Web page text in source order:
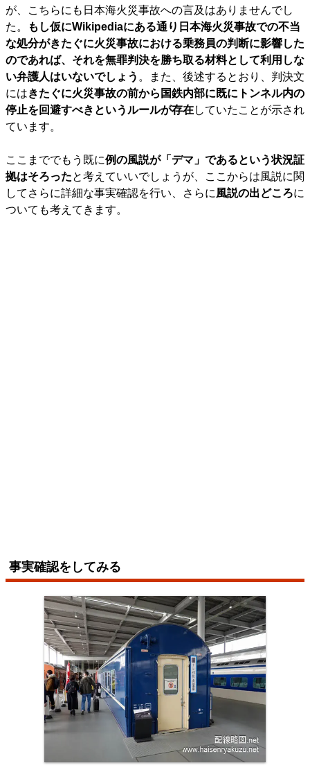
が、こちらにも日本海火災事故への言及はありませんでし
た。
もし仮にWikipediaにある通り日本海火災事故での不当
な処分がきたぐに火災事故における乗務員の判断に影響した
のであれば、それを無罪判決を勝ち取る材料として利用しな
い弁護人はいないでしょう 。また、後述するとおり、判決文
にはきたぐに火災事故の前から国鉄内部に既にトンネル内の
停止を回避すべきというルールが存在していたことが示され
ています。
ここまででもう既に例の風説が「デマ」であるという状況証
拠はそろったと考えていいでしょうが、ここからは風説に関
してさらに詳細な事実確認を行い、さらに風説の出どころに
ついても考えてきます。
事実確認をしてみる